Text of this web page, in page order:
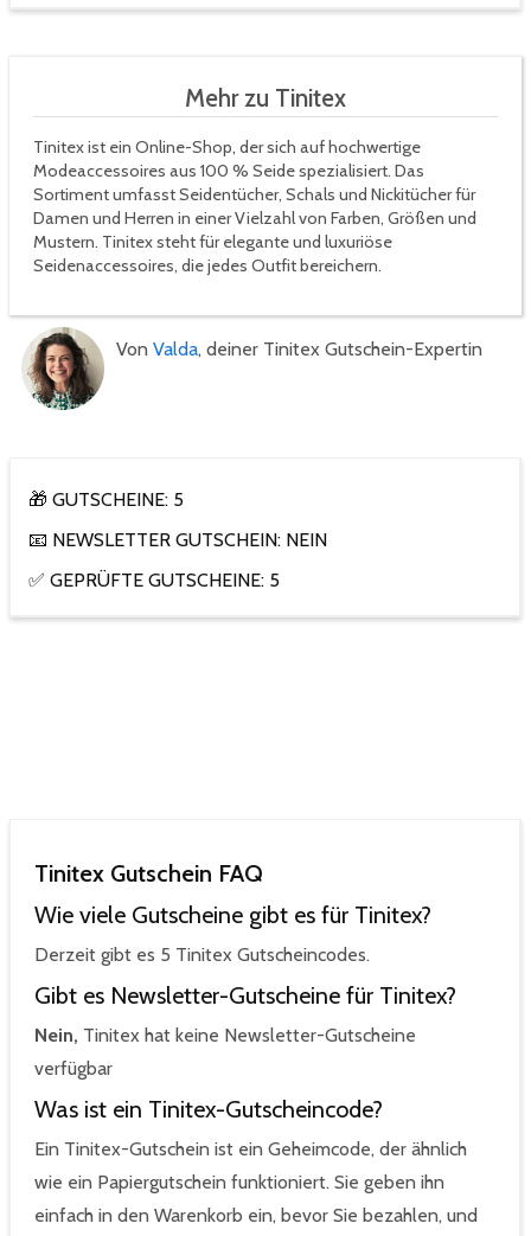
Mehr zu Tinitex
Tinitex ist ein Online-Shop, der sich auf hochwertige
Modeaccessoires aus 100 % Seide spezialisiert. Das
Sortiment umfasst Seidentücher, Schals und Nickitücher für
Damen und Herren in einer Vielzahl von Farben, Größen und
Mustern. Tinitex steht für elegante und luxuriöse
Seidenaccessoires, die jedes Outfit bereichern.
Von Valda, deiner Tinitex Gutschein-Expertin
🎁 GUTSCHEINE: 5
📧 NEWSLETTER GUTSCHEIN: NEIN
✅ GEPRÜFTE GUTSCHEINE: 5
Tinitex Gutschein FAQ
Wie viele Gutscheine gibt es für Tinitex?
Derzeit gibt es 5 Tinitex Gutscheincodes.
Gibt es Newsletter-Gutscheine für Tinitex?
Nein, Tinitex hat keine Newsletter-Gutscheine
verfügbar
Was ist ein Tinitex-Gutscheincode?
Ein Tinitex-Gutschein ist ein Geheimcode, der ähnlich
wie ein Papiergutschein funktioniert. Sie geben ihn
einfach in den Warenkorb ein, bevor Sie bezahlen, und